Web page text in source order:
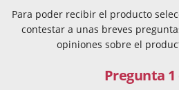
Para poder recibir el producto
contestar a unas breves
opiniones sobre el
Pregunta 1